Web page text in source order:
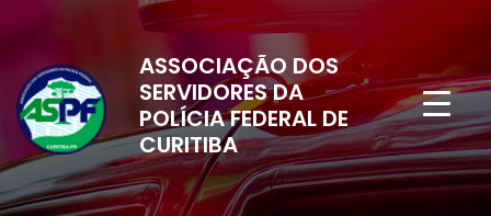
ASSOCIAÇÃO DOS
SERVIDORES DA
POLÍCIA FEDERAL DE
CURITIBA